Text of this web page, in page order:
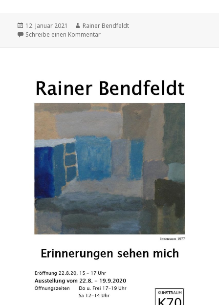
Veröffentlicht
am
12. Januar 2021 Autor
Rainer Bendfeldt
Schreibe einen Kommentar